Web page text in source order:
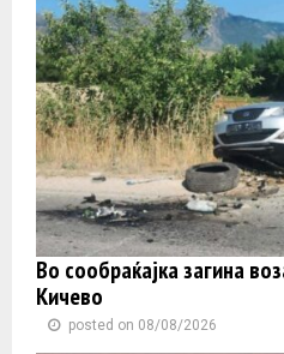
Во сообраќајка загина
Кичево
posted on 08/08/2026